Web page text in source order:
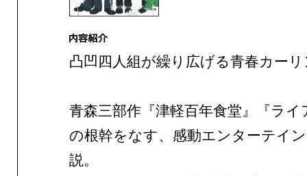
凸凹四人組が繰り広げる青春カー
青森三部作『津軽百年食堂』『ライ
の根幹をなす、感動エンターテイ
説。